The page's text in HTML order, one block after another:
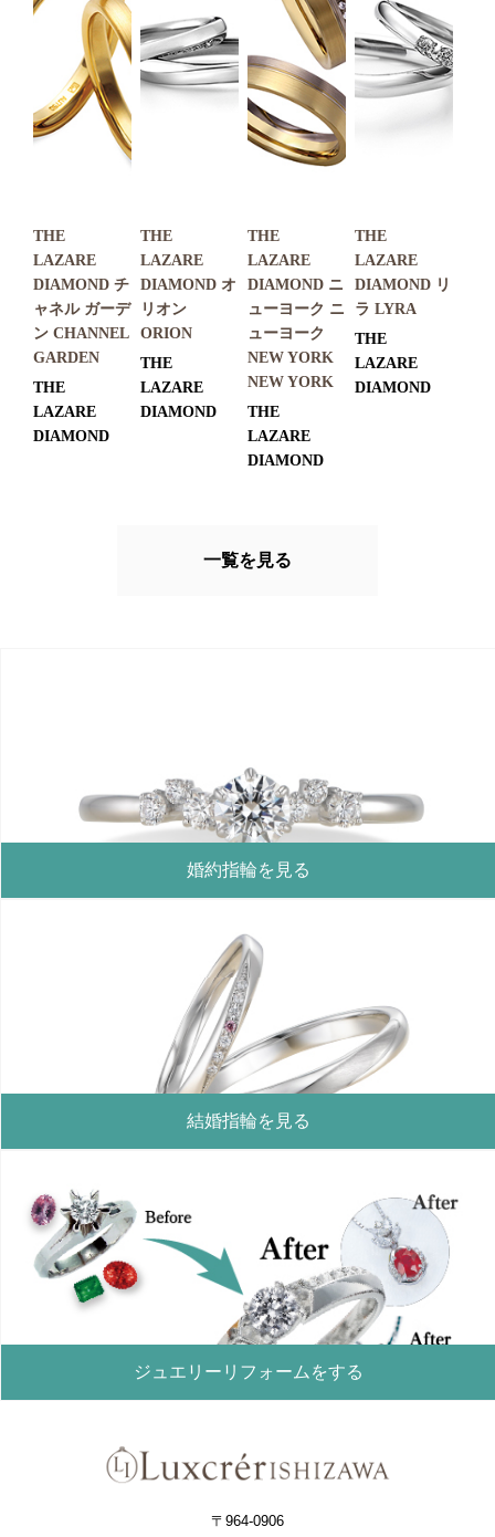
THE
LAZARE
DIAMOND チ
ャネル ガーデ
ン CHANNEL
GARDEN
THE
LAZARE
DIAMOND
THE
LAZARE
DIAMOND オ
リオン
ORION
THE
LAZARE
DIAMOND
THE
LAZARE
DIAMOND ニ
ューヨーク ニ
ューヨーク
NEW YORK
NEW YORK
THE
LAZARE
DIAMOND
THE
LAZARE
DIAMOND リ
ラ LYRA
THE
LAZARE
DIAMOND
一覧を見る
婚約指輪を見る
結婚指輪を見る
ジュエリーリフォームをする
〒964-0906